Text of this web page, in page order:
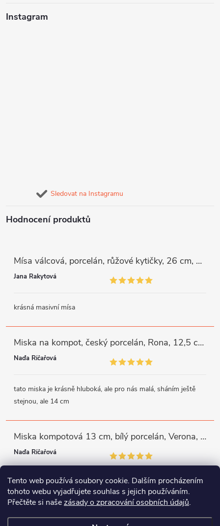
Tento web používá soubory cookie. Dalším procházením
tohoto webu vyjadřujete souhlas s jejich používáním.
Přečtěte si našezásady o zpracování osobních údajů.
Instagram
Sledovat na Instagramu
Hodnocení produktů
Mísa válcová, porcelán, růžové kytičky, 26 cm, G. Benedikt
Jana Rakytová
krásná masivní mísa
Miska na kompot, český porcelán, Rona, 12,5 cm, bílý, G. Benedikt
Naďa Říčařová
tato miska je krásně hluboká, ale pro nás malá, sháním ještě
stejnou, ale 14 cm
Miska kompotová 13 cm, bílý porcelán, Verona, G. Benedikt
Naďa Říčařová
miska je trochu mělká, ale využiji